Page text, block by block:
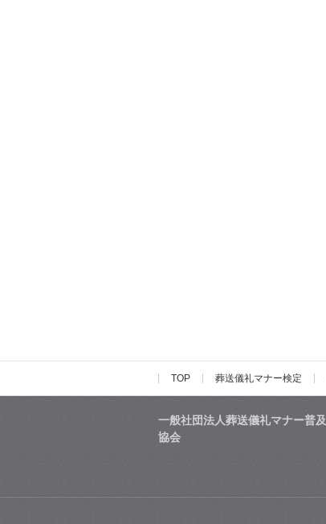
TOP 葬送儀礼マナー検定
一般社団法人葬送儀礼マナー普及
協会